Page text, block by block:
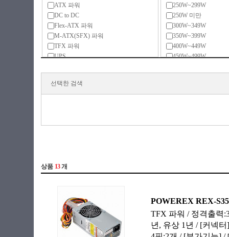
ATX 파워
DC to DC
Flex-ATX 파워
M-ATX(SFX) 파워
TFX 파워
UPS
전용 액세서리
250W~299W
250W 미만
300W~349W
350W~399W
400W~449W
450W~499W
1300W~1599W
선택한 검색